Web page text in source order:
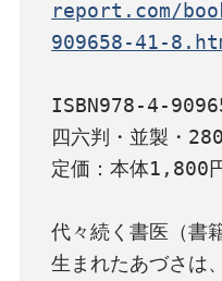
report.com/
909658-41-
ISBN978-4-
四六判・並製・
定価：本体1,800
代々続く書医（書
生まれたあづさは